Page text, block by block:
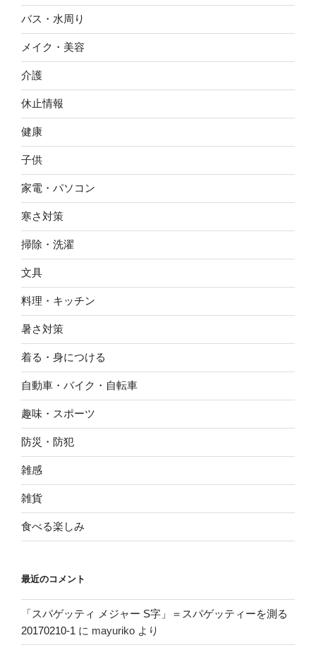
バス・水周り
メイク・美容
介護
休止情報
健康
子供
家電・パソコン
寒さ対策
掃除・洗濯
文具
料理・キッチン
暑さ対策
着る・身につける
自動車・バイク・自転車
趣味・スポーツ
防災・防犯
雑感
雑貨
食べる楽しみ
最近のコメント
「スパゲッティ メジャー S字」＝スパゲッティーを測る
20170210-1 に mayuriko より